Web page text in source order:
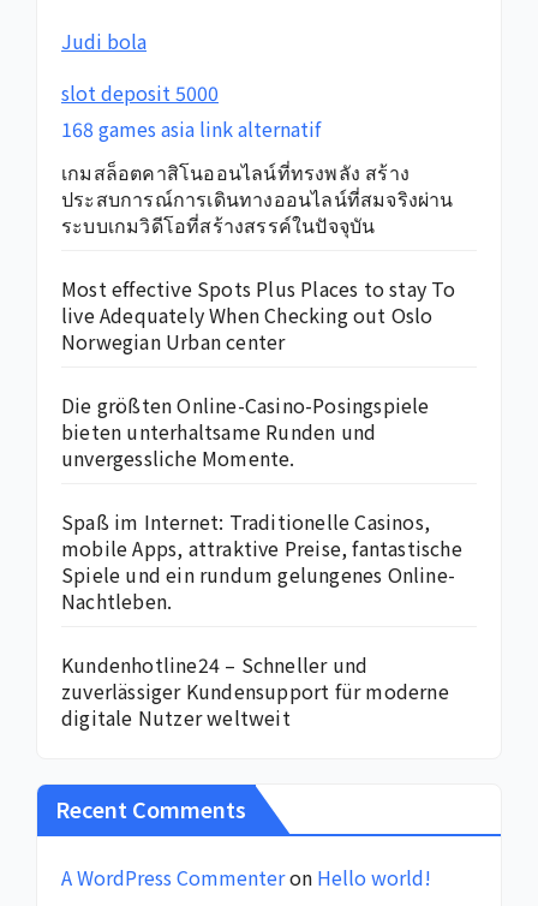
Judi bola
slot deposit 5000
168 games asia link alternatif
เกมสล็อตคาสิโนออนไลน์ที่ทรงพลัง สร้าง
ประสบการณ์การเดินทางออนไลน์ที่สมจริงผ่าน
ระบบเกมวิดีโอที่สร้างสรรค์ในปัจจุบัน
Most effective Spots Plus Places to stay To
live Adequately When Checking out Oslo
Norwegian Urban center
Die größten Online-Casino-Posingspiele
bieten unterhaltsame Runden und
unvergessliche Momente.
Spaß im Internet: Traditionelle Casinos,
mobile Apps, attraktive Preise, fantastische
Spiele und ein rundum gelungenes Online-
Nachtleben.
Kundenhotline24 – Schneller und
zuverlässiger Kundensupport für moderne
digitale Nutzer weltweit
Recent Comments
A WordPress Commenteron Hello world!